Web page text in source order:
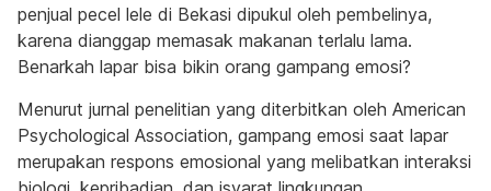
penjual pecel lele di Bekasi dipukul oleh pembelinya,
karena dianggap memasak makanan terlalu lama.
Benarkah lapar bisa bikin orang gampang emosi?
Menurut jurnal penelitian yang diterbitkan oleh American
Psychological Association, gampang emosi saat lapar
merupakan respons emosional yang melibatkan interaksi